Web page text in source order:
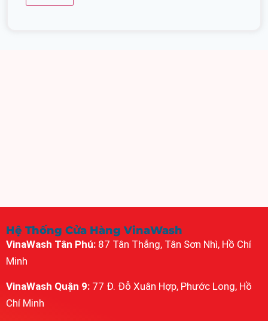
Hệ Thống Cửa Hàng VinaWash
VinaWash Tân Phú: 87 Tân Thắng, Tân Sơn Nhì, Hồ Chí
Minh
VinaWash Quận 9: 77 Đ. Đỗ Xuân Hợp, Phước Long, Hồ
Chí Minh